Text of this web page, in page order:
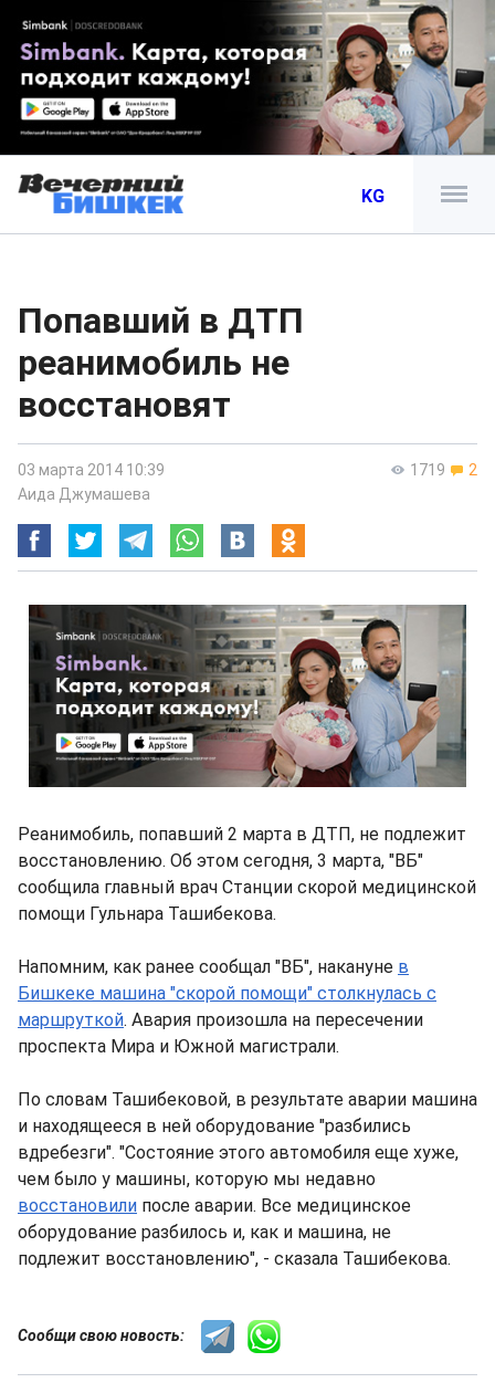
KG
Попавший в ДТП
реанимобиль не
восстановят
1719 2
03 марта 2014 10:39
Аида Джумашева
Реанимобиль, попавший 2 марта в ДТП, не подлежит
восстановлению. Об этом сегодня, 3 марта, "ВБ"
сообщила главный врач Станции скорой медицинской
помощи Гульнара Ташибекова.
Напомним, как ранее сообщал "ВБ", накануне в
Бишкеке машина "скорой помощи" столкнулась с
маршруткой. Авария произошла на пересечении
проспекта Мира и Южной магистрали.
По словам Ташибековой, в результате аварии машина
и находящееся в ней оборудование "разбились
вдребезги". "Состояние этого автомобиля еще хуже,
чем было у машины, которую мы недавно
восстановили после аварии. Все медицинское
оборудование разбилось и, как и машина, не
подлежит восстановлению", - сказала Ташибекова.
Сообщи свою новость: